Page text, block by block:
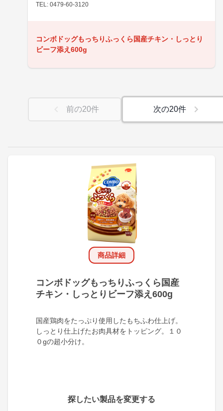
商品詳細
コンボドッグもっちりふっくら国産
チキン・しっとりビーフ添え600g
国産鶏肉をたっぷり使用したもちふわ仕上げ。
しっとり仕上げたお肉具材をトッピング。１０
０gの超小分け。
探したい製品を変更する
TEL: 0479-60-3120
コンボドッグもっちりふっくら国産チキン・しっとり
ビーフ添え600g
前の20件 次の20件